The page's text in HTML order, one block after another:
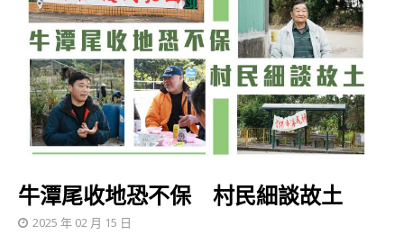
牛潭尾收地恐不保 村民細談故土
2025 年 02 月 15 日